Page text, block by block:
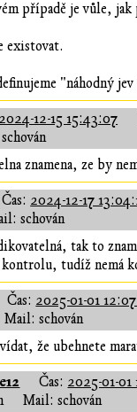
případě je vůle, jak
existovat.
"náhodný
2024-12-15 15:43:07
znamena, ze by
Čas: 2024-12-17
schován
tak to
kontrolu, tudíž nemá
Čas: 2025-01-01
Mail: schován
že ubehnete
Čas: 2025-01-01
Mail: schován